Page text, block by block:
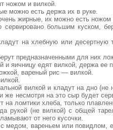
ножом и вилкой.
можно есть держа их в руке.
жирные, их можно есть ножом
сервировано большим куском,
на хлебную или десертную
предназначенными для них
и яичницу едят вилкой, держа ее
вареный рис — вилкой.
вилкой и кладут на дно
же несмотря на это сыр будет
на ломтики хлеба, только
рукой (не вилкой) с общей
от него кусочки.
медом, вареньем или повидлом,